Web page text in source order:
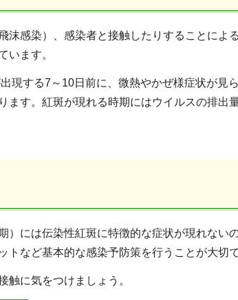
沫感染）、感染者と接触したりすることによ
います。
現する7～10日前に、微熱やかぜ様症状が見
す。紅斑が現れる時期にはウイルスの排出
には伝染性紅斑に特徴的な症状が現れない
など基本的な感染予防策を行うことが大切で
に気をつけましょう。